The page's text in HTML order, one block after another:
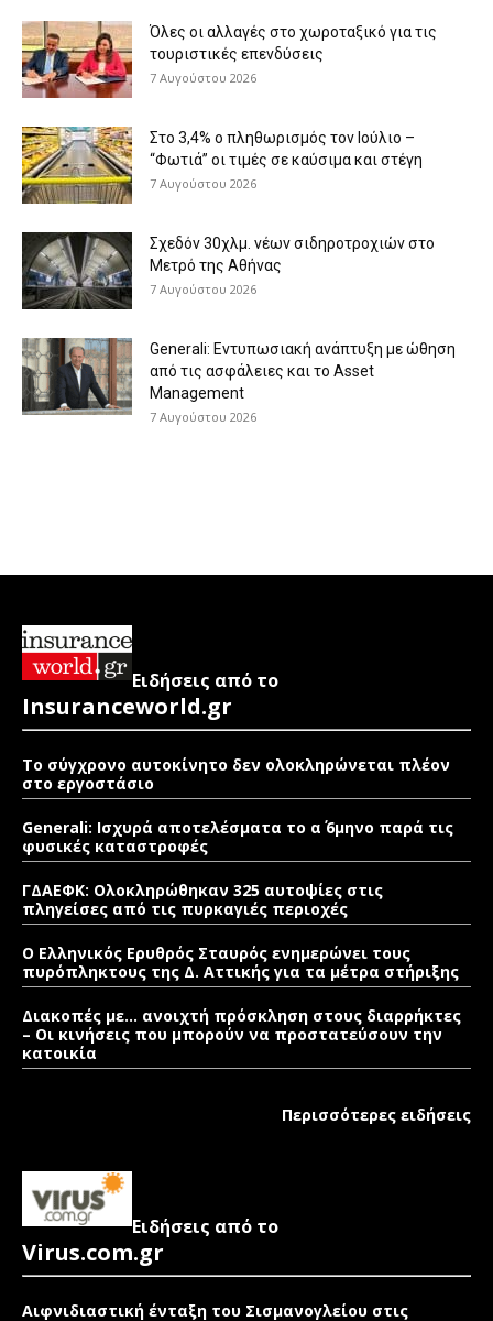
Όλες οι αλλαγές στο χωροταξικό για τις
τουριστικές επενδύσεις
7 Αυγούστου 2026
Στο 3,4% ο πληθωρισμός τον Ιούλιο –
“Φωτιά” οι τιμές σε καύσιμα και στέγη
7 Αυγούστου 2026
Σχεδόν 30χλμ. νέων σιδηροτροχιών στο
Μετρό της Αθήνας
7 Αυγούστου 2026
Generali: Eντυπωσιακή ανάπτυξη με ώθηση
από τις ασφάλειες και το Asset
Management
7 Αυγούστου 2026
Ειδήσεις από το
Insuranceworld.gr
Το σύγχρονο αυτοκίνητο δεν ολοκληρώνεται πλέον
στο εργοστάσιο
Generali: Ισχυρά αποτελέσματα το α΄ 6μηνο παρά τις
φυσικές καταστροφές
ΓΔΑΕΦΚ: Ολοκληρώθηκαν 325 αυτοψίες στις
πληγείσες από τις πυρκαγιές περιοχές
Ο Ελληνικός Ερυθρός Σταυρός ενημερώνει τους
πυρόπληκτους της Δ. Αττικής για τα μέτρα στήριξης
Διακοπές με… ανοιχτή πρόσκληση στους διαρρήκτες
– Οι κινήσεις που μπορούν να προστατεύσουν την
κατοικία
Περισσότερες ειδήσεις
Ειδήσεις από το
Virus.com.gr
Αιφνιδιαστική ένταξη του Σισμανογλείου στις